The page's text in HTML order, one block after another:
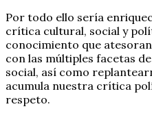
Por todo ello sería
crítica cultural, social y
conocimiento que
con las múltiples facetas
social, así como
acumula nuestra crítica
respeto.